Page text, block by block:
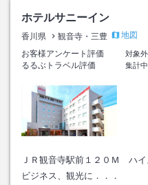
ホテルサニーイン
香川県 観音寺・三豊
地図
お客様アンケート評価
対象外
るるぶトラベル評価 集計中
ＪＲ観音寺駅前１２０Ｍ ハ
ビジネス、観光に．．．